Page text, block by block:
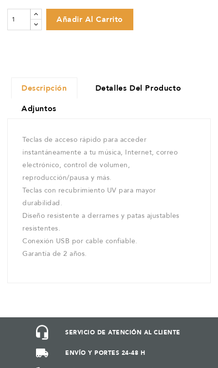
Añadir Al Carrito
Descripción
Detalles Del Producto
Adjuntos
Teclas de acceso rápido para acceder
instantáneamente a tu música, Internet, correo
electrónico, control de volumen,
reproducción/pausa y más.
Teclas con recubrimiento UV para mayor
durabilidad.
Diseño resistente a derrames y patas ajustables
resistentes.
Conexión USB por cable confiable.
Garantía de 2 años.
SERVICIO DE ATENCIÓN AL CLIENTE
ENVÍO Y PORTES 24-48 H